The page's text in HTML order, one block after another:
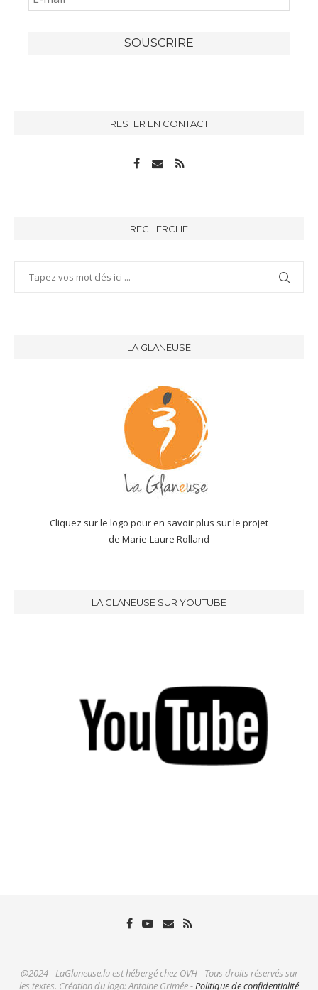
RESTER EN CONTACT
RECHERCHE
LA GLANEUSE
Cliquez sur le logo pour en savoir plus sur le projet
de Marie-Laure Rolland
LA GLANEUSE SUR YOUTUBE
@2024 - LaGlaneuse.lu est hébergé chez OVH - Tous droits réservés sur
les textes. Création du logo: Antoine Grimée -Politique de confidentialité